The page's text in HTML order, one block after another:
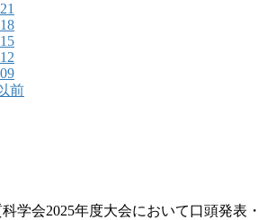
前
学会2025年度大会において口頭発表・